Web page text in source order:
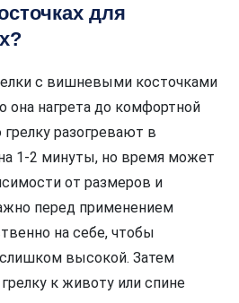
для
с вишневыми косточками
она нагрета до комфортной
разогревают в
1-2 минуты, но время может
от размеров и
перед применением
на себе, чтобы
высокой. Затем
к животу или спине